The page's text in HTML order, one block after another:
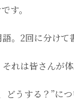
す。
。2回に分けて
れは皆さんが
どうする？”に